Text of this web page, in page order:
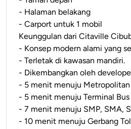
- Halaman belakang
- Carport untuk 1 mobil
Keunggulan dari Citaville
- Konsep modern alami yang
- Terletak di kawasan mandiri.
- Dikembangkan oleh
- 5 menit menuju
- 5 menit menuju Terminal
- 7 menit menuju SMP, SMA,
- 10 menit menuju Gerbang